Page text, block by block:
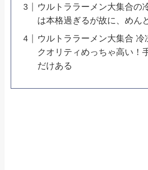
ウルトララーメン大集合の
は本格過ぎるが故に、めん
ウルトララーメン大集合 冷
クオリティめっちゃ高い！
だけある